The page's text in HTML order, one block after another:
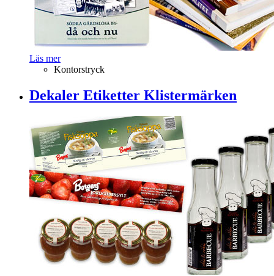
Läs mer
Kontorstryck
Dekaler Etiketter Klistermärken